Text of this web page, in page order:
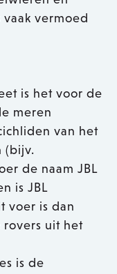
vermoed
is het voor de
meren
van het
(bijv.
de naam JBL
is JBL
voer is dan
rovers uit het
is de